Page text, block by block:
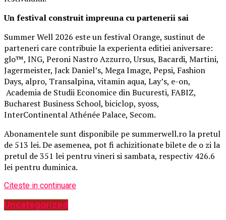
Un festival construitimpreuna cu partenerii sai
Summer Well 2026 este un festival Orange, sustinut de
parteneri care contribuie la experienta editiei aniversare:
glo™, ING, Peroni Nastro Azzurro, Ursus, Bacardi, Martini,
Jagermeister, Jack Daniel’s, Mega Image, Pepsi, Fashion
Days, alpro, Transalpina, vitamin aqua, Lay’s, e-on,
Academia de Studii Economice din Bucuresti, FABIZ,
Bucharest Business School, biciclop, syoss,
InterContinental Athénée Palace, Secom.
Abonamentele sunt disponibile pe summerwell.ro la pretul
de 513 lei. De asemenea, pot fi achizitionate bilete de o zi la
pretul de 351 lei pentru vineri si sambata, respectiv 426.6
lei pentru duminica.
Citeste in continuare
Uncategorized